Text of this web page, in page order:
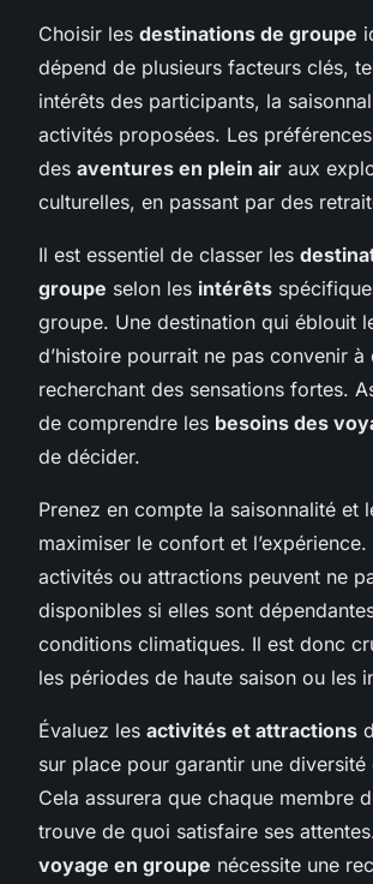
Choisir les destinations de groupe
dépend de plusieurs facteurs clés,
intérêts des participants, la
activités proposées. Les
des aventures en plein air aux
culturelles, en passant par des
Il est essentiel de classer les
groupe selon les intérêts
groupe. Une destination qui éblouit
d’histoire pourrait ne pas convenir à
recherchant des sensations fortes.
de comprendre les besoins des
de décider.
Prenez en compte la saisonnalité et
maximiser le confort et l’expérience.
activités ou attractions peuvent ne
disponibles si elles sont
conditions climatiques. Il est donc
les périodes de haute saison ou les
Évaluez les activités et attractions
sur place pour garantir une diversité
Cela assurera que chaque membre
trouve de quoi satisfaire ses
voyage en groupe nécessite une